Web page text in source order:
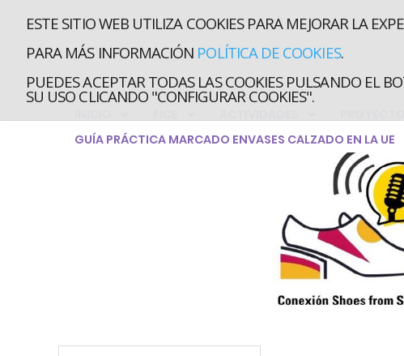
ESTE SITIO WEB UTILIZA COOKIES PARA MEJORAR LA
PARA MÁS INFORMACIÓN POLÍTICA DE COOKIES.
PUEDES ACEPTAR TODAS LAS COOKIES PULSANDO EL
SU USO CLICANDO "CONFIGURAR COOKIES".
GUÍA PRÁCTICA MARCADO ENVASES CALZADO EN LA UE